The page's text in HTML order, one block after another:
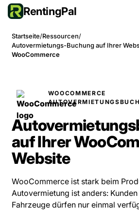
RentingPal
Startseite/Ressourcen/
Autovermietungs-Buchung auf Ihrer
WooCommerce
WOOCOMMERCE
auf Ihrer
Website
WooCommerce ist stark beim
Autovermietung ist anders:
Fahrzeuge dürfen nur einmal